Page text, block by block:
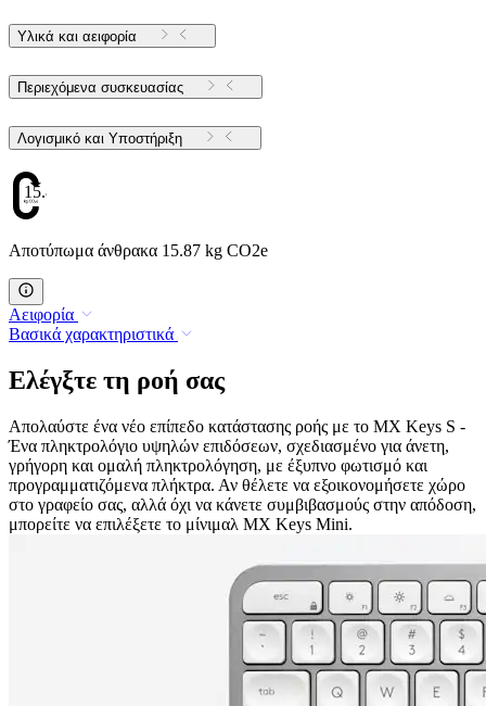
Υλικά και αειφορία
Περιεχόμενα συσκευασίας
Λογισμικό και Υποστήριξη
15.87
Αποτύπωμα άνθρακα 15.87 kg CO2e
Αειφορία
Βασικά χαρακτηριστικά
Ελέγξτε τη ροή σας
Απολαύστε ένα νέο επίπεδο κατάστασης ροής με το MX Keys S -
Ένα πληκτρολόγιο υψηλών επιδόσεων, σχεδιασμένο για άνετη,
γρήγορη και ομαλή πληκτρολόγηση, με έξυπνο φωτισμό και
προγραμματιζόμενα πλήκτρα. Αν θέλετε να εξοικονομήσετε χώρο
στο γραφείο σας, αλλά όχι να κάνετε συμβιβασμούς στην απόδοση,
μπορείτε να επιλέξετε το μίνιμαλ MX Keys Mini.